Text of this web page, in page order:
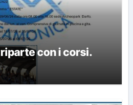
con i corsi.